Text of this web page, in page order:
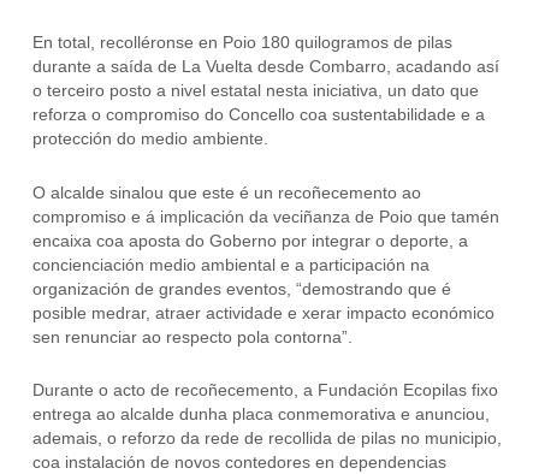
En total, recolléronse en Poio 180 quilogramos de pilas
durante a saída de La Vuelta desde Combarro, acadando así
o terceiro posto a nivel estatal nesta iniciativa, un dato que
reforza o compromiso do Concello coa sustentabilidade e a
protección do medio ambiente.
O alcalde sinalou que este é un recoñecemento ao
compromiso e á implicación da veciñanza de Poio que tamén
encaixa coa aposta do Goberno por integrar o deporte, a
concienciación medio ambiental e a participación na
organización de grandes eventos, “demostrando que é
posible medrar, atraer actividade e xerar impacto económico
sen renunciar ao respecto pola contorna”.
Durante o acto de recoñecemento, a Fundación Ecopilas fixo
entrega ao alcalde dunha placa conmemorativa e anunciou,
ademais, o reforzo da rede de recollida de pilas no municipio,
coa instalación de novos contedores en dependencias